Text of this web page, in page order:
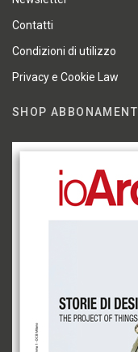
Contatti
Condizioni di utilizzo
Privacy e Cookie Law
SHOP ABBONAMENTI